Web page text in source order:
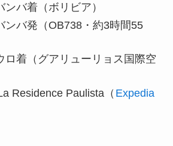
バ着（ボリビア）
ンバ発（OB738・約3時間55
着（グアリューリョス国際空
Residence Paulista（ Expedia